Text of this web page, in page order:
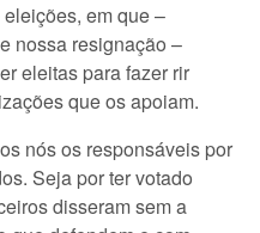
em que –
nossa resignação –
eleitas para fazer rir
que os apoiam.
nós os responsáveis por
Seja por ter votado
disseram sem a